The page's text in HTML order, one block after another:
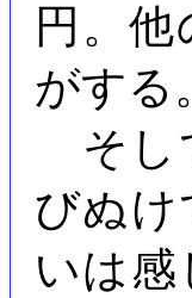
円。
がする
そし
びぬけ
いは